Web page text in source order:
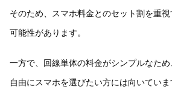
そのため、スマホ料金とのセット割を重
可能性があります。
一方で、回線単体の料金がシンプルなた
自由にスマホを選びたい方には向いていま